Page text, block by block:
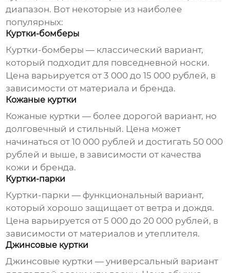
диапазон. Вот некоторые из наиболее
популярных:
Куртки-бомберы
Куртки-бомберы — классический вариант,
который подходит для повседневной носки.
Цена варьируется от 3 000 до 15 000 рублей, в
зависимости от материала и бренда.
Кожаные куртки
Кожаные куртки — более дорогой вариант, но
долговечный и стильный. Цена может
начинаться от 10 000 рублей и достигать 50 000
рублей и выше, в зависимости от качества
кожи и бренда.
Куртки-парки
Куртки-парки — функциональный вариант,
который хорошо защищает от ветра и дождя.
Цена варьируется от 5 000 до 20 000 рублей, в
зависимости от материалов и утеплителя.
Джинсовые куртки
Джинсовые куртки — универсальный вариант